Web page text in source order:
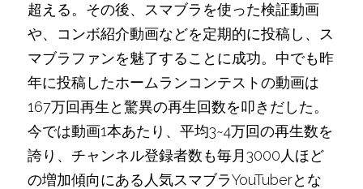
超える。その後、スマブラを使った検証動画
や、コンボ紹介動画などを定期的に投稿し、ス
マブラファンを魅了することに成功。中でも昨
年に投稿したホームランコンテストの動画は
167万回再生と驚異の再生回数を叩きだした。
今では動画1本あたり、平均3~4万回の再生数を
誇り、チャンネル登録者数も毎月3000人ほど
の増加傾向にある人気スマブラYouTuberとな